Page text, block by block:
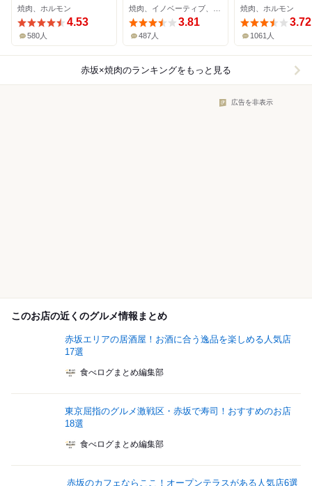
焼肉、ホルモン
4.53
580人
3.81
487人
焼肉、ホルモン
3.72
1061人
赤坂×焼肉のランキングをもっと見る
広告を非表示
このお店の近くのグルメ情報まとめ
赤坂エリアの居酒屋！お酒に合う逸品を楽しめる人気店
17選
食べログまとめ編集部
東京屈指のグルメ激戦区・赤坂で寿司！おすすめのお店
18選
食べログまとめ編集部
赤坂のカフェならここ！オープンテラスがある人気店6選